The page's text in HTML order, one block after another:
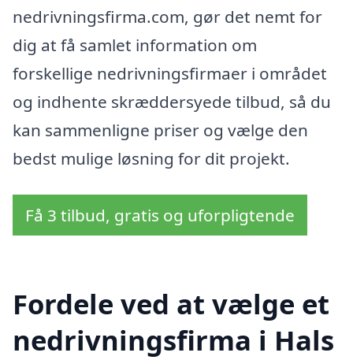
nedrivningsfirma.com, gør det nemt for
dig at få samlet information om
forskellige nedrivningsfirmaer i området
og indhente skræddersyede tilbud, så du
kan sammenligne priser og vælge den
bedst mulige løsning for dit projekt.
Få 3 tilbud, gratis og uforpligtende
Fordele ved at vælge et
nedrivningsfirma i Hals